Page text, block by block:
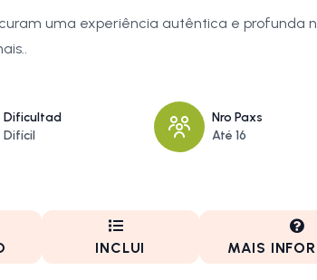
uma experiência autêntica e profunda
Dificultad
Difícil
Nro Paxs
Até 16
INCLUI MAIS